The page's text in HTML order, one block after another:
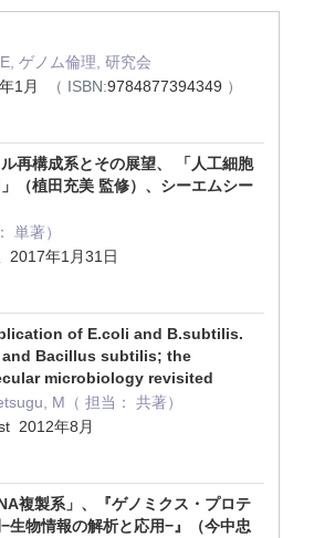
ゲノム倫理, 研究会
1月
（ ISBN:9784877394349 ）
再構成系とその展望、 「人工細胞
（植田充美 監修）、シーエムシー
単著）
2017年1月31日
of E.coli and B.subtilis.
Bacillus subtilis; the
microbiology revisited
M（ 担当： 共著）
2012年8月
複製系」、『ゲノミクス・プロテ
生物情報の解析と応用−』（今中忠